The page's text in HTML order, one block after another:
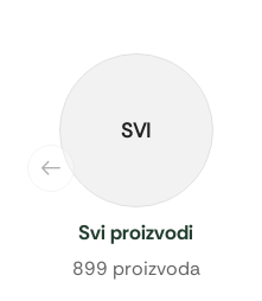
SVI
Svi proizvodi
899 proizvoda